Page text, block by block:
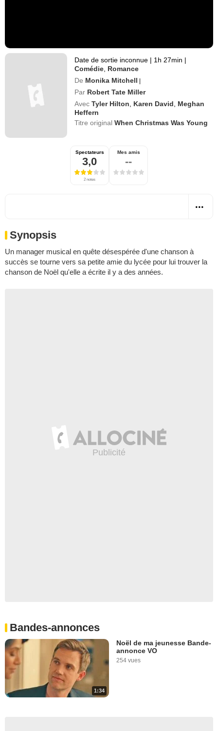
Date de sortie inconnue | 1h 27min |
Comédie Romance
De Monika Mitchell |
Par Robert Tate Miller
Avec Tyler Hilton Karen David
Meghan
Heffern
Titre originalWhen Christmas Was Young
Spectateurs
3,0
2 notes
Mes amis
--
Synopsis
Un manager musical en quête désespérée d'une chanson à
succès se tourne vers sa petite amie du lycée pour lui trouver la
chanson de Noël qu'elle a écrite il y a des années.
Bandes-annonces
1:34
Noël de ma jeunesse Bande-
annonce VO
254 vues